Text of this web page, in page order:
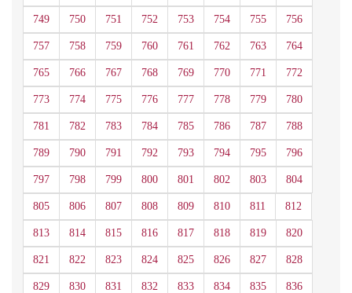
749 750 751 752 753 754 755 756
757 758 759 760 761 762 763 764
765 766 767 768 769 770 771 772
773 774 775 776 777 778 779 780
781 782 783 784 785 786 787 788
789 790 791 792 793 794 795 796
797 798 799 800 801 802 803 804
805 806 807 808 809 810 811 812
813 814 815 816 817 818 819 820
821 822 823 824 825 826 827 828
829 830 831 832 833 834 835 836